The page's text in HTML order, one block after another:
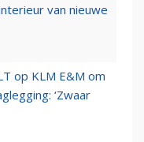
van nieuwe
op KLM E&M om
‘Zwaar